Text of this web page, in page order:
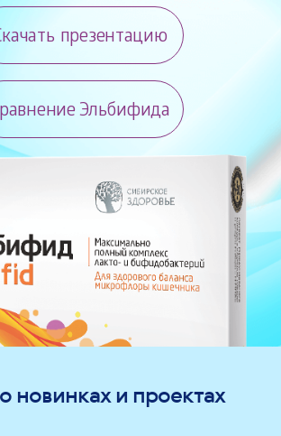
презентацию
Эльбифида
новинках и проектах